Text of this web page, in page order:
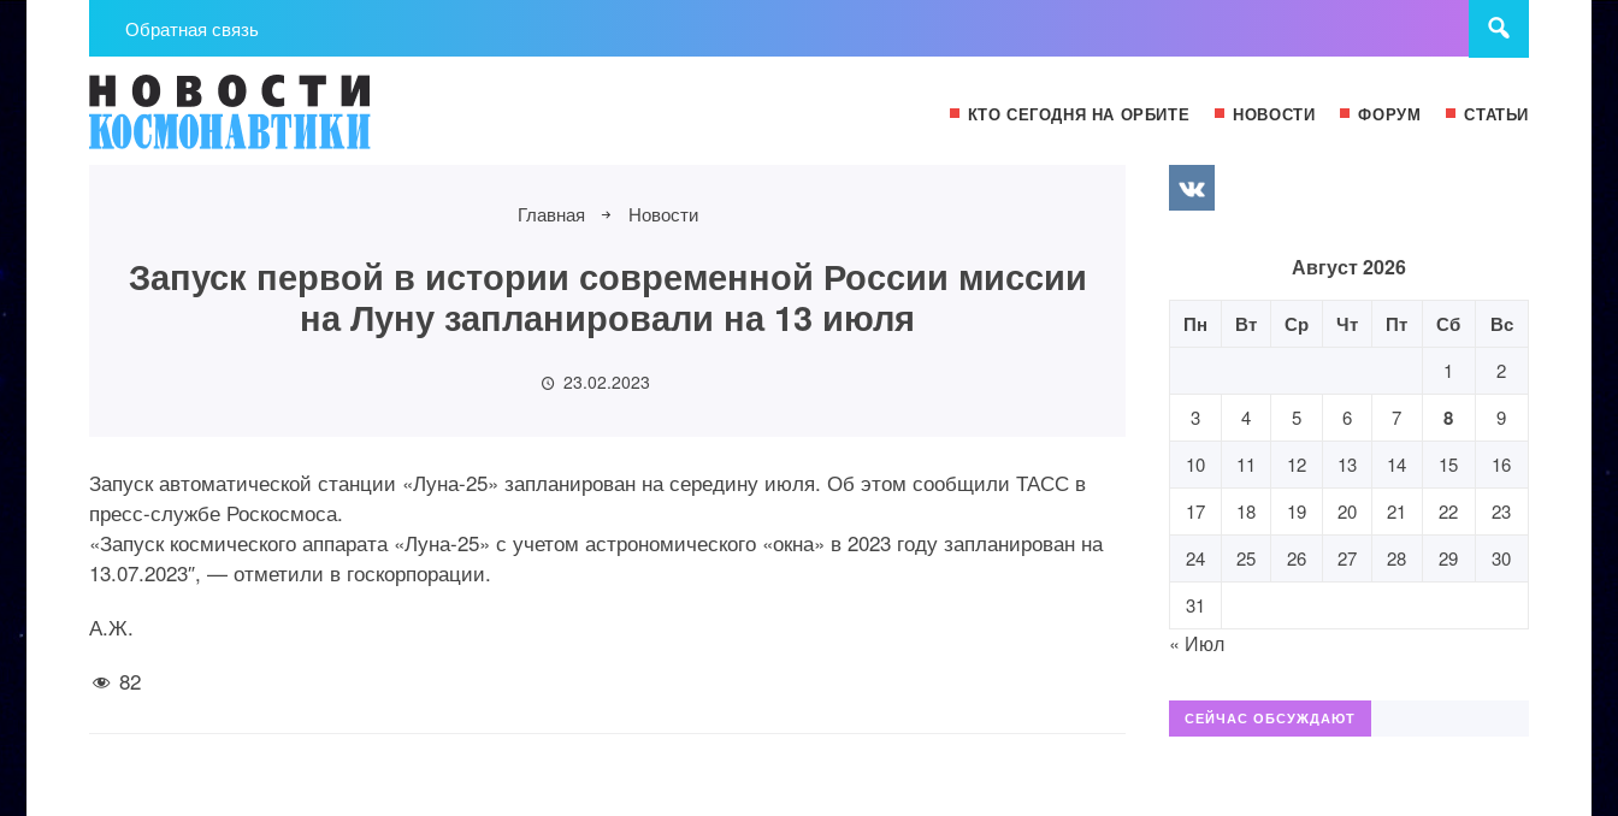
Обратная связь
КТО СЕГОДНЯ НА ОРБИТЕ НОВОСТИ ФОРУМ СТАТЬИ
Главная Новости
Запуск первой в истории современной России миссии
на Луну запланировали на 13 июля
23.02.2023
Запуск автоматической станции «Луна-25» запланирован на середину июля. Об этом сообщили ТАСС в
пресс-службе Роскосмоса.
«Запуск космического аппарата «Луна-25» с учетом астрономического «окна» в 2023 году запланирован на
13.07.2023″, — отметили в госкорпорации.
А.Ж.
82
Август 2026
Пн Вт Ср Чт Пт Сб Вс
1
2
3
4 5 6 7 8
9
10
11 12 13 14 15
16
17
18 19 20 21 22
23
24
25 26 27 28 29
30
31
« Июл
СЕЙЧАС ОБСУЖДАЮТ